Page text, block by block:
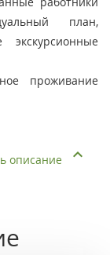
план,
проживание
описание